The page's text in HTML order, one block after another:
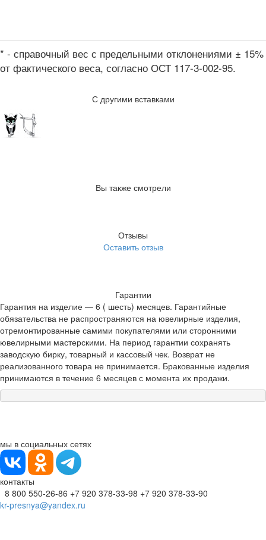
* - справочный вес с предельными отклонениями ± 15%
от фактического веса, согласно ОСТ 117-3-002-95.
С другими вставками
Вы также смотрели
Отзывы
Оставить отзыв
Гарантии
Гарантия на изделие — 6 ( шесть) месяцев. Гарантийные
обязательства не распространяются на ювелирные изделия,
отремонтированные самими покупателями или сторонними
ювелирными мастерскими. На период гарантии сохранять
заводскую бирку, товарный и кассовый чек. Возврат не
реализованного товара не принимается. Бракованные изделия
принимаются в течение 6 месяцев с момента их продажи.
мы в социальных сетях
контакты
8 800 550-26-86 +7 920 378-33-98 +7 920 378-33-90
kr-presnya@yandex.ru